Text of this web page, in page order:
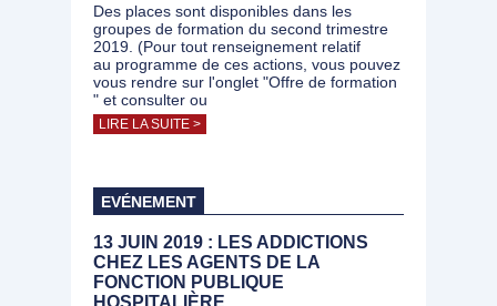
Des places sont disponibles dans les
groupes de formation du second trimestre
2019. (Pour tout renseignement relatif
au programme de ces actions, vous pouvez
vous rendre sur l'onglet "Offre de formation
" et consulter ou
LIRE LA SUITE >
EVÉNEMENT
13 JUIN 2019 : LES ADDICTIONS
CHEZ LES AGENTS DE LA
FONCTION PUBLIQUE
HOSPITALIÈRE